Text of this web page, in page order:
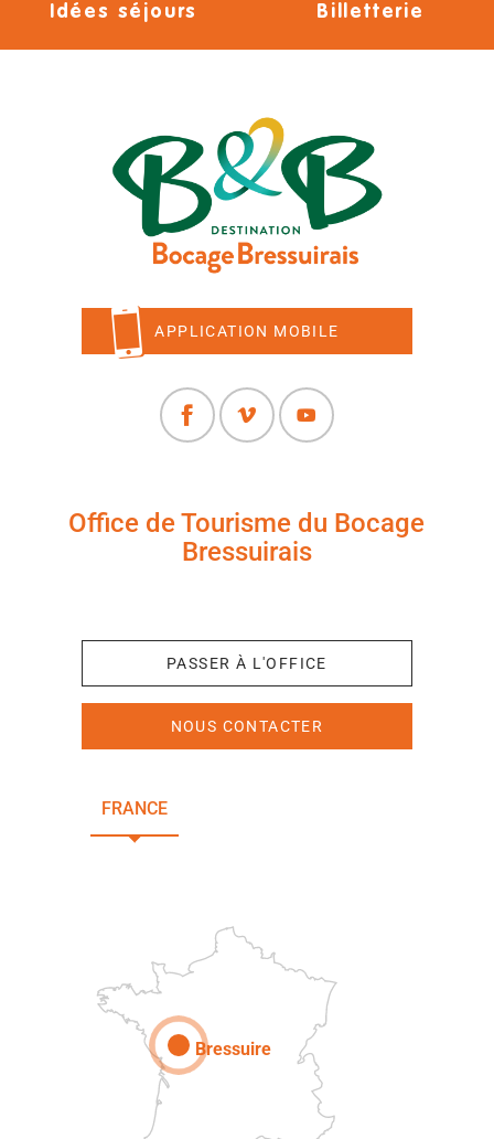
Idées séjours Billetterie
APPLICATION MOBILE
Office de Tourisme du Bocage
Bressuirais
PASSER À L'OFFICE
NOUS CONTACTER
FRANCE
Bressuire